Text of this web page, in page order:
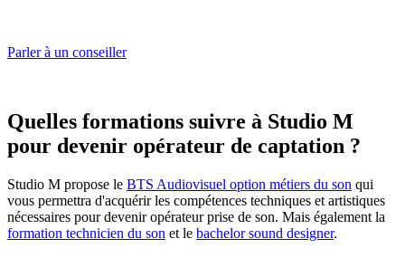
Parler à un conseiller
Quelles formations suivre à Studio M
pour devenir opérateur de captation ?
Studio M propose le BTS Audiovisuel option métiers du son qui
vous permettra d'acquérir les compétences techniques et artistiques
nécessaires pour devenir opérateur prise de son. Mais également la
formation technicien du son et le bachelor sound designer.